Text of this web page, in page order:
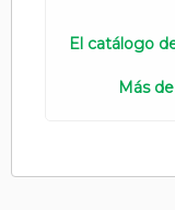
El catálogo
Más